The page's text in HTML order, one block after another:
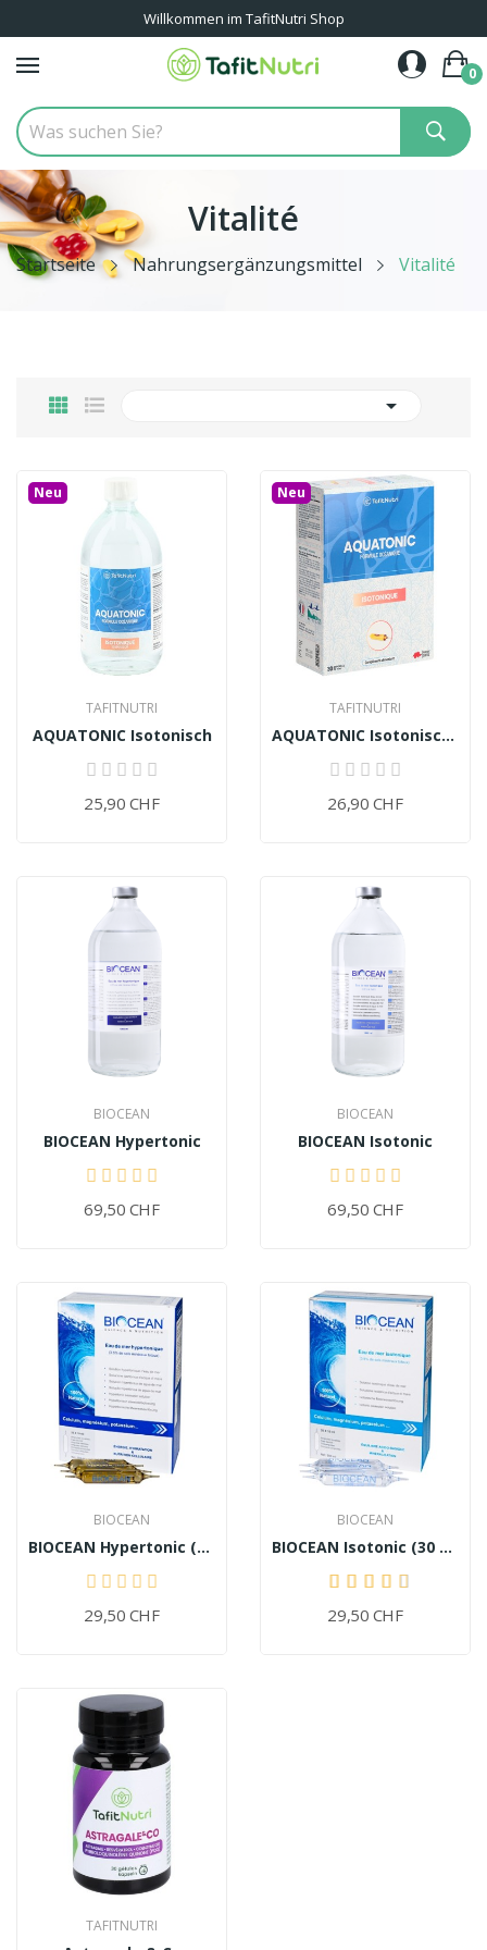
Willkommen im TafitNutri Shop
0
Vitalité
Startseite Nahrungsergänzungsmittel Vitalité

Neu
TAFITNUTRI
AQUATONIC Isotonisch
25,90 CHF
Neu
TAFITNUTRI
AQUATONIC Isotonisch (30 Ampullen)
26,90 CHF
BIOCEAN
BIOCEAN Hypertonic
69,50 CHF
BIOCEAN
BIOCEAN Isotonic
69,50 CHF
BIOCEAN
BIOCEAN Hypertonic (30 Ampullen)
29,50 CHF
BIOCEAN
BIOCEAN Isotonic (30 Ampullen)
29,50 CHF
TAFITNUTRI